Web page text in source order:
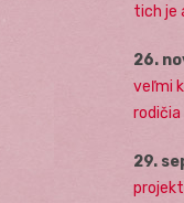
tich je
26.
veľmi
rodičia
29.